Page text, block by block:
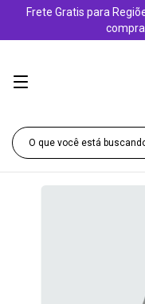
Frete Gratis para